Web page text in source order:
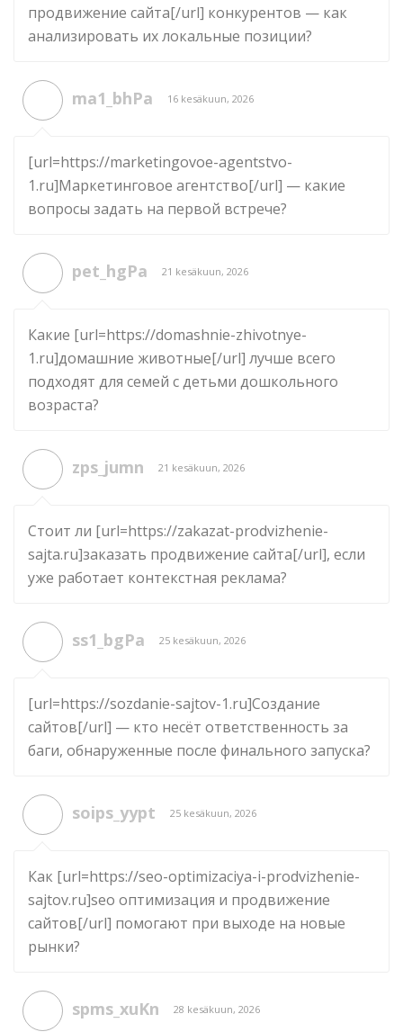
продвижение сайта[/url] конкурентов — как
анализировать их локальные позиции?
ma1_bhPa 16 kesäkuun, 2026
[url=https://marketingovoe-agentstvo-
1.ru]Маркетинговое агентство[/url] — какие
вопросы задать на первой встрече?
pet_hgPa 21 kesäkuun, 2026
Какие [url=https://domashnie-zhivotnye-
1.ru]домашние животные[/url] лучше всего
подходят для семей с детьми дошкольного
возраста?
zps_jumn 21 kesäkuun, 2026
Стоит ли [url=https://zakazat-prodvizhenie-
sajta.ru]заказать продвижение сайта[/url], если
уже работает контекстная реклама?
ss1_bgPa 25 kesäkuun, 2026
[url=https://sozdanie-sajtov-1.ru]Создание
сайтов[/url] — кто несёт ответственность за
баги, обнаруженные после финального запуска?
soips_yypt 25 kesäkuun, 2026
Как [url=https://seo-optimizaciya-i-prodvizhenie-
sajtov.ru]seo оптимизация и продвижение
сайтов[/url] помогают при выходе на новые
рынки?
spms_xuKn 28 kesäkuun, 2026